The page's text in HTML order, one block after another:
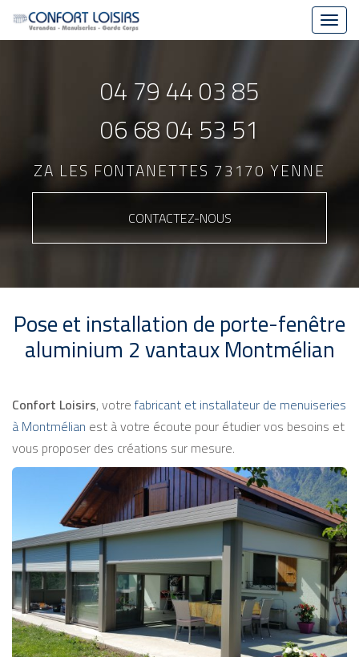
04 79 44 03 85
06 68 04 53 51
ZA LES FONTANETTES 73170 YENNE
CONTACTEZ-NOUS
Pose et installation de porte-fenêtre
aluminium 2 vantaux Montmélian
Confort Loisirs, votrefabricant et installateur de menuiseries
à Montmélian est à votre écoute pour étudier vos besoins et
vous proposer des créations sur mesure.